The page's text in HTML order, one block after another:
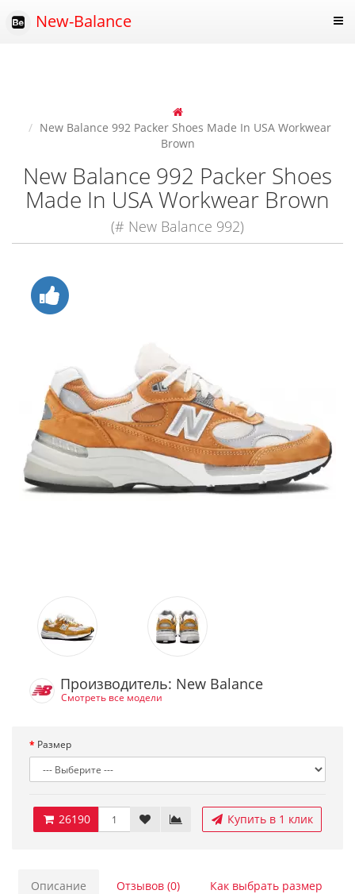
New-Balance
New Balance 992 Packer Shoes Made In USA Workwear
Brown
New Balance 992 Packer Shoes
Made In USA Workwear Brown
(# New Balance 992)
Производитель: New Balance
Смотреть все модели
Размер
26190 Купить в 1 клик
Описание Отзывов (0) Как выбрать размер